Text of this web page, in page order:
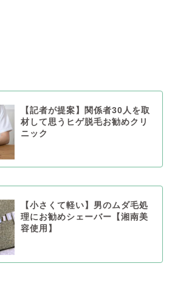
【記者が提案】関係者30人を取
材して思うヒゲ脱毛お勧めクリ
ニック
【小さくて軽い】男のムダ毛処
理にお勧めシェーバー【湘南美
容使用】